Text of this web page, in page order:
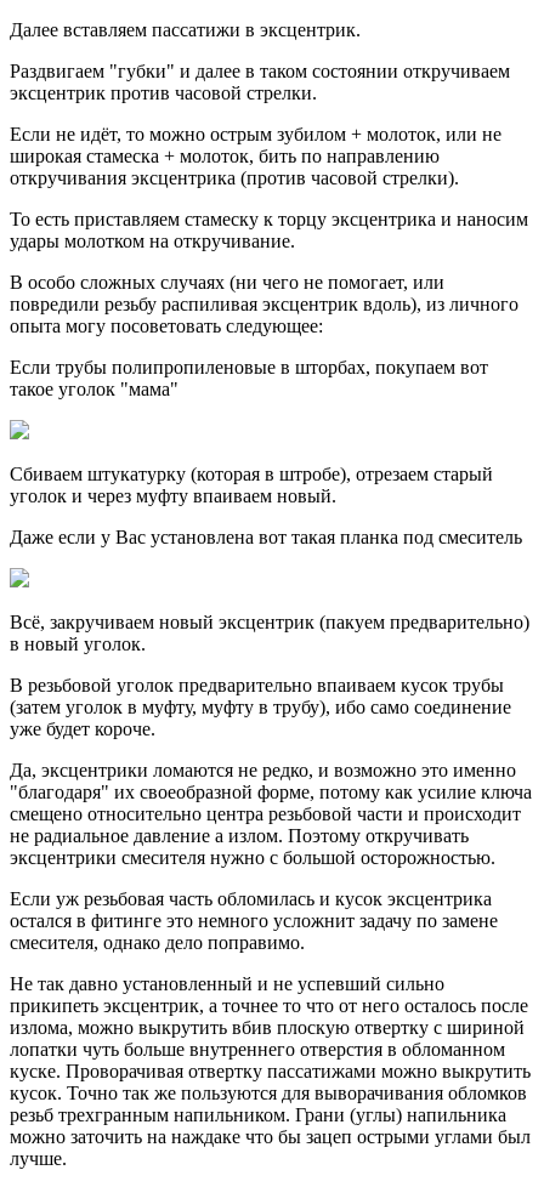
Далее вставляем пассатижи в эксцентрик.
Раздвигаем "губки" и далее в таком состоянии откручиваем
эксцентрик против часовой стрелки.
Если не идёт, то можно острым зубилом + молоток, или не
широкая стамеска + молоток, бить по направлению
откручивания эксцентрика (против часовой стрелки).
То есть приставляем стамеску к торцу эксцентрика и наносим
удары молотком на откручивание.
В особо сложных случаях (ни чего не помогает, или
повредили резьбу распиливая эксцентрик вдоль), из личного
опыта могу посоветовать следующее:
Если трубы полипропиленовые в шторбах, покупаем вот
такое уголок "мама"
Сбиваем штукатурку (которая в штробе), отрезаем старый
уголок и через муфту впаиваем новый.
Даже если у Вас установлена вот такая планка под смеситель
Всё, закручиваем новый эксцентрик (пакуем предварительно)
в новый уголок.
В резьбовой уголок предварительно впаиваем кусок трубы
(затем уголок в муфту, муфту в трубу), ибо само соединение
уже будет короче.
Да, эксцентрики ломаются не редко, и возможно это именно
"благодаря" их своеобразной форме, потому как усилие ключа
смещено относительно центра резьбовой части и происходит
не радиальное давление а излом. Поэтому откручивать
эксцентрики смесителя нужно с большой осторожностью.
Если уж резьбовая часть обломилась и кусок эксцентрика
остался в фитинге это немного усложнит задачу по замене
смесителя, однако дело поправимо.
Не так давно установленный и не успевший сильно
прикипеть эксцентрик, а точнее то что от него осталось после
излома, можно выкрутить вбив плоскую отвертку с шириной
лопатки чуть больше внутреннего отверстия в обломанном
куске. Проворачивая отвертку пассатижами можно выкрутить
кусок. Точно так же пользуются для выворачивания обломков
резьб трехгранным напильником. Грани (углы) напильника
можно заточить на наждаке что бы зацеп острыми углами был
лучше.